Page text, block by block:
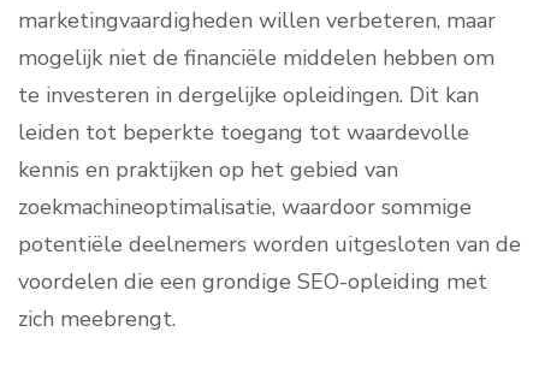
marketingvaardigheden willen verbeteren, maar
mogelijk niet de financiële middelen hebben om
te investeren in dergelijke opleidingen. Dit kan
leiden tot beperkte toegang tot waardevolle
kennis en praktijken op het gebied van
zoekmachineoptimalisatie, waardoor sommige
potentiële deelnemers worden uitgesloten van de
voordelen die een grondige SEO-opleiding met
zich meebrengt.